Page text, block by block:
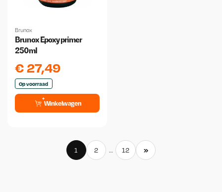
Brunox
Brunox Epoxy primer
250ml
€27,49
Op voorraad
Winkelwagen
1 2 … 12 »